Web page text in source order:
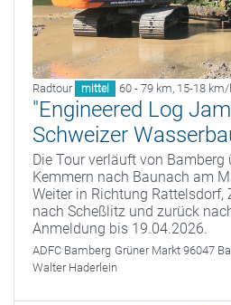
Radtour mittel 60 - 79 km, 15-18
"Engineered Log
Schweizer
Die Tour verläuft von Bamberg
Kemmern nach Baunach am
Weiter in Richtung Rattelsdorf,
nach Scheßlitz und zurück
Anmeldung bis 19.04.2026.
ADFC Bamberg Grüner Markt 96047
Walter Haderlein